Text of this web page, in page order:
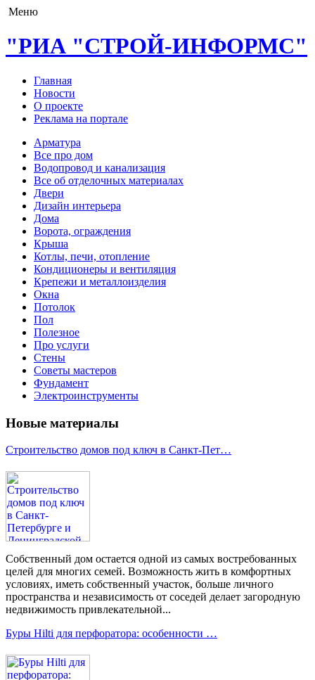
Меню
"РИА "СТРОЙ-ИНФОРМС"
Главная
Новости
О проекте
Реклама на портале
Арматура
Все про дом
Водопровод и канализация
Все об отделочных материалах
Двери
Дизайн интерьера
Дома
Ворота, ограждения
Крыша
Котлы, печи, отопление
Кондиционеры и вентиляция
Крепежи и металлоизделия
Окна
Потолок
Пол
Полезное
Про услуги
Стены
Советы мастеров
Фундамент
Электроинструменты
Новые материалы
Строительство домов под ключ в Санкт-Пет…
Собственный дом остается одной из самых востребованных
целей для многих семей. Возможность жить в комфортных
условиях, иметь собственный участок, больше личного
пространства и независимость от соседей делает загородную
недвижимость привлекательной...
Буры Hilti для перфоратора: особенности …